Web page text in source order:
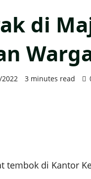
di
3 minutes read
tembok di Kantor